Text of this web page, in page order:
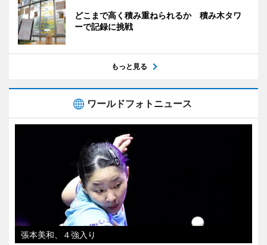
どこまで高く積み重ねられるか 積み木タワ
ーで記録に挑戦
もっと見る
ワールドフォトニュース
張本美和、４強入り